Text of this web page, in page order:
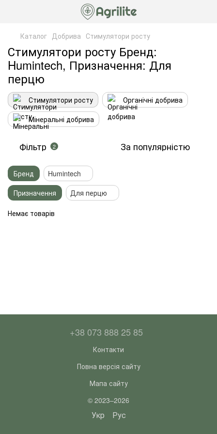
Каталог Добрива Стимулятори росту
Стимулятори росту Бренд:
Humintech, Призначення: Для
перцю
Стимулятори росту
Органічні добрива
Мінеральні добрива
Фільтр 2 За популярністю
Бренд
Humintech
Призначення
Для перцю
Немає товарів
+38 073 888 25 85
Контакти
Повна версія сайту
Мапа сайту
© 2023–2026
Укр Рус